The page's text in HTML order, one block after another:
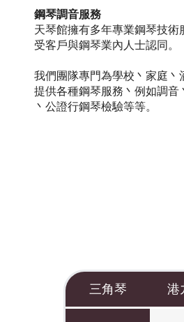
鋼琴調音服務
天琴館擁有多年專業鋼琴技
受客戶與鋼琴業內人士認同。
我們團隊專門為學校丶家庭丶
提供各種鋼琴服務丶例如調
丶公證行鋼琴檢驗等等。
三角琴 港